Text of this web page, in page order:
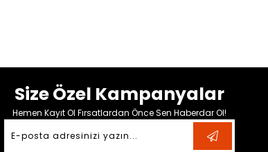
Size Özel Kampanyalar
Hemen Kayıt Ol Fırsatlardan Önce Sen Haberdar Ol!